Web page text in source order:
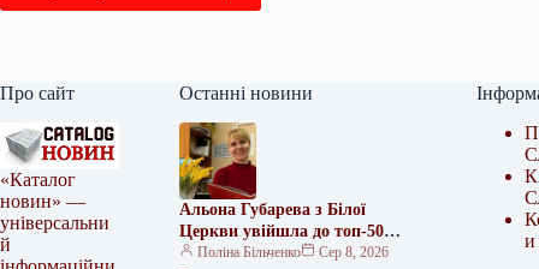
Про сайт
«Каталог
новин» —
універсальни
й
Останні новини
Альона Губарева з Білої
Церкви увійшла до топ-50
найкращих учителів України
Поліна Більченко
Сер 8, 2026
и